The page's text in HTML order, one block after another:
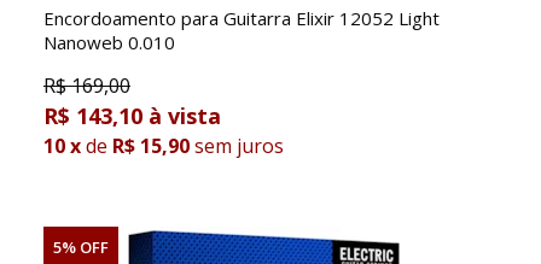
Encordoamento para Guitarra Elixir 12052 Light
Nanoweb 0.010
R$169,00
R$ 143,10
10xde R$ 15,90sem juros
5% OFF